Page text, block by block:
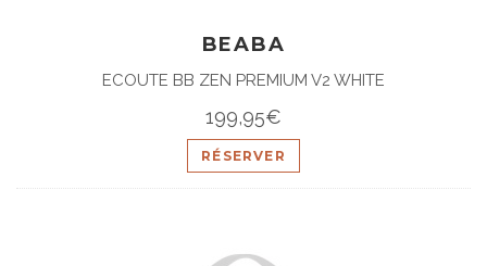
BEABA
ECOUTE BB ZEN PREMIUM V2 WHITE
199,95€
RÉSERVER